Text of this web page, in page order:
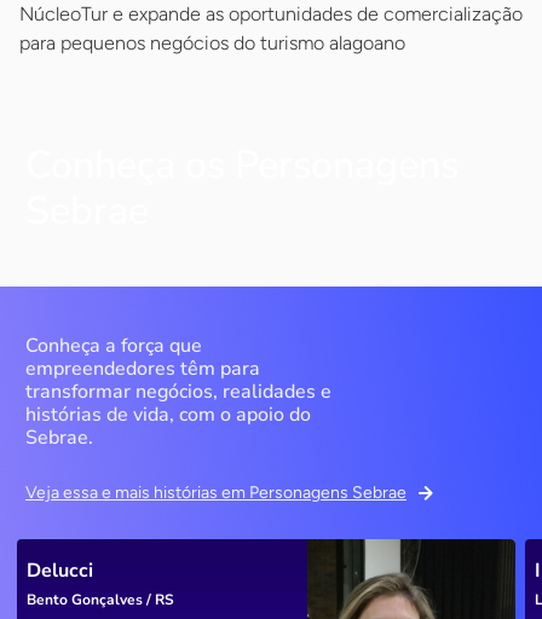
NúcleoTur e expande as oportunidades de comercialização
para pequenos negócios do turismo alagoano
Conheça a força que
empreendedores têm para
transformar negócios, realidades e
histórias de vida, com o apoio do
Sebrae.
Veja essa e mais histórias em Personagens Sebrae
Delucci
Bento Gonçalves / RS